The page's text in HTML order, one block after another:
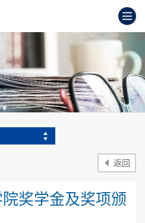
打
返回
奖学金及奖项颁